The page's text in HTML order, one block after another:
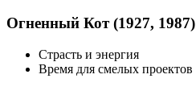
Огненный Кот (1927, 1987)
Страсть и энергия
Время для смелых проектов